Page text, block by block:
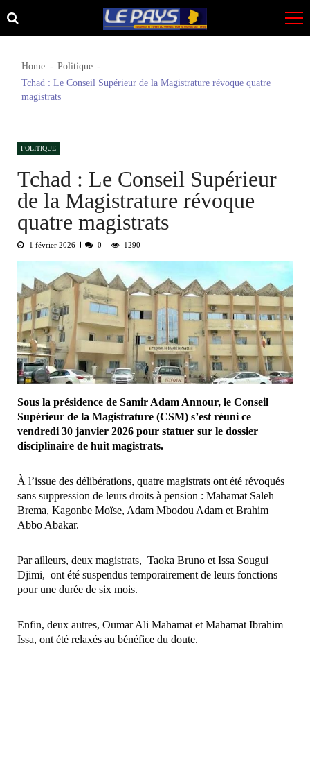
Skip
to
Skip
to
Home
Politique
Tchad : Le Conseil Supérieur de la Magistrature révoque quatre
magistrats
POLITIQUE
Tchad : Le Conseil Supérieur
de la Magistrature révoque
quatre magistrats
1 février 2026 0 1290
Sous la présidence de Samir Adam Annour, le Conseil
Supérieur de la Magistrature (CSM) s’est réuni ce
vendredi 30 janvier 2026 pour statuer sur le dossier
disciplinaire de huit magistrats.
À l’issue des délibérations, quatre magistrats ont été révoqués
sans suppression de leurs droits à pension : Mahamat Saleh
Brema, Kagonbe Moïse, Adam Mbodou Adam et Brahim
Abbo Abakar.
Par ailleurs, deux magistrats, Taoka Bruno et Issa Sougui
Djimi, ont été suspendus temporairement de leurs fonctions
pour une durée de six mois.
Enfin, deux autres, Oumar Ali Mahamat et Mahamat Ibrahim
Issa, ont été relaxés au bénéfice du doute.